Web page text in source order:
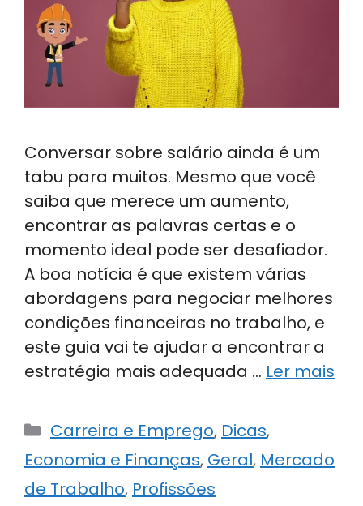
Conversar sobre salário ainda é um
tabu para muitos. Mesmo que você
saiba que merece um aumento,
encontrar as palavras certas e o
momento ideal pode ser desafiador.
A boa notícia é que existem várias
abordagens para negociar melhores
condições financeiras no trabalho, e
este guia vai te ajudar a encontrar a
estratégia mais adequada … Ler mais
Categorias
Carreira e Emprego, Dicas,
Economia e Finanças, Geral, Mercado
de Trabalho, Profissões